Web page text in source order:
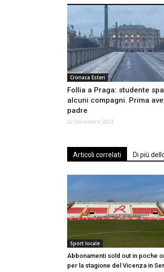
Cronaca Esteri
Follia a Praga: studente
alcuni compagni. Prima
padre
22 Dicembre 2023
Articoli correlati Di più
Sport locale
Abbonamenti sold out in poche
per la stagione del Vicenza in